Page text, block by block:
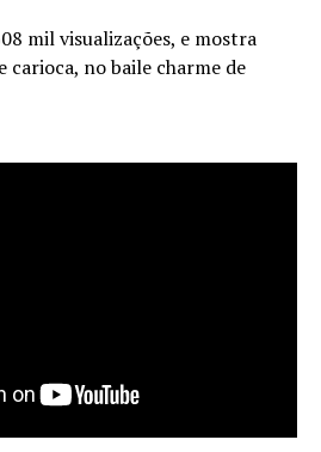
mil visualizações, e mostra
no baile charme de